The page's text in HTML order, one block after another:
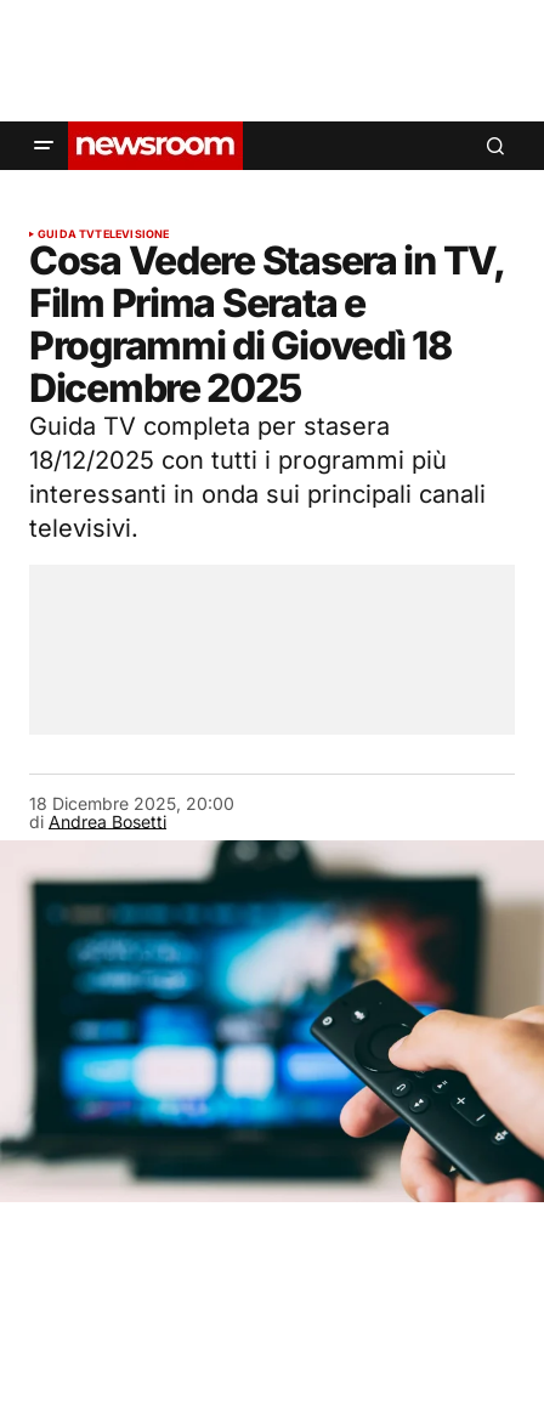
GUIDA TVTELEVISIONE
Cosa Vedere Stasera in TV,
Film Prima Serata e
Programmi di Giovedì 18
Dicembre 2025
Guida TV completa per stasera
18/12/2025 con tutti i programmi più
interessanti in onda sui principali canali
televisivi.
di Andrea Bosetti
18 Dicembre 2025, 20:00